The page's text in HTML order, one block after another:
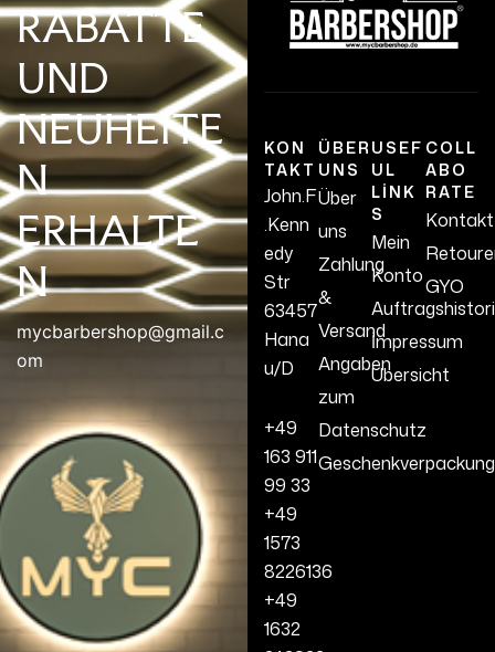
KON
TAKT
John.F
.Kenn
edy
Str
63457
Hana
u/D
+49
163 911
99 33
+49
1573
8226136
+49
1632
ÜBER
UNS
Über
uns
Zahlung
&
Versand
Angaben
zum
Datenschutz
Geschenkverpackung
USEF
UL
LINK
S
Mein
Konto
İmpressum
Übersicht
COLL
ABO
RATE
Kontakt
GYO
RABATTE
UND
NEUHEITE
N
ERHALTE
N
mycbarbershop@gmail.c
om